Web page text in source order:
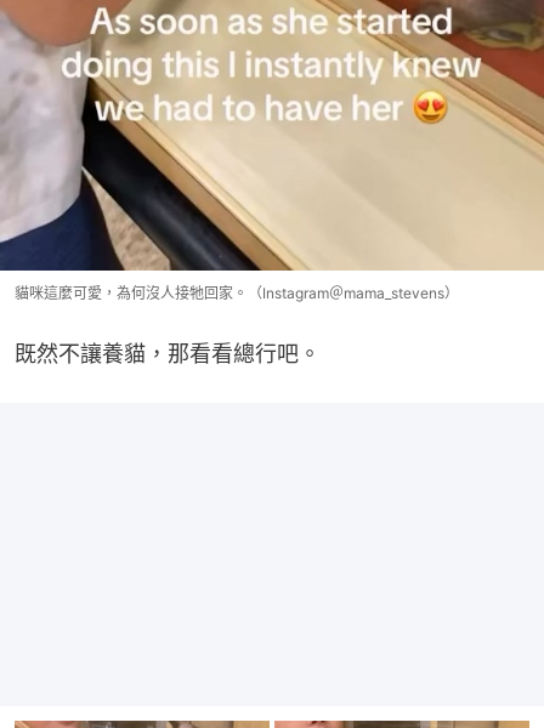
貓咪這麼可愛，為何沒人接牠回家。（Instagram＠mama_stevens）
既然不讓養貓，那看看總行吧。